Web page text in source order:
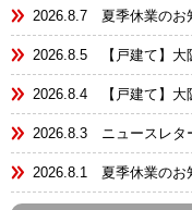
2026.8.7 夏季休業のお
2026.8.5 【戸建て】大
2026.8.4 【戸建て】
2026.8.3 ニュースレ
2026.8.1 夏季休業のお